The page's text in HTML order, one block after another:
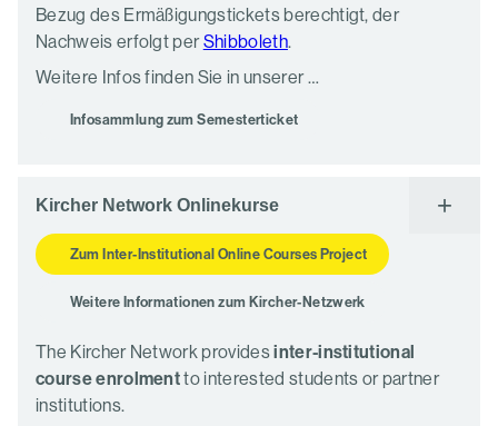
Bezug des Ermäßigungstickets berechtigt, der
Nachweis erfolgt perShibboleth.
Weitere Infos finden Sie in unserer …
Infosammlung zum Semesterticket
Kircher Network Onlinekurse
Zum Inter-Institutional Online Courses Project
Weitere Informationen zum Kircher-Netzwerk
The Kircher Network providesinter-institutional
course enrolmentto interested students or partner
institutions.